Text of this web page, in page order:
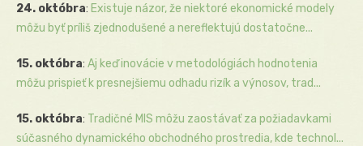
24. októbra: Existuje názor, že niektoré ekonomické modely
môžu byť príliš zjednodušené a nereflektujú dostatočne...
15. októbra: Aj keď inovácie v metodológiách hodnotenia
môžu prispieť k presnejšiemu odhadu rizík a výnosov, trad...
15. októbra: Tradičné MIS môžu zaostávať za požiadavkami
súčasného dynamického obchodného prostredia, kde technol...